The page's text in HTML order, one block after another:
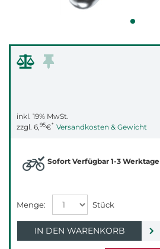
inkl. 19% MwSt.
zzgl. 6,95€* Versandkosten & Gewicht
Sofort Verfügbar 1-3 Werktage
IN DEN WARENKORB